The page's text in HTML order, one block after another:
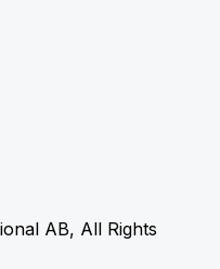
AB, All Rights